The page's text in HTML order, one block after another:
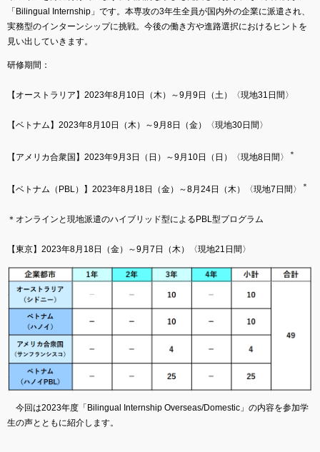
「Bilingual Internship」です。本専攻の3年生全員が国内外の企業に派遣され、
実務型のインターンシップに挑戦。今後の働き方や進路選択におけるヒントを
見い出していきます。
研修期間：
【オーストラリア】2023年8月10日（木）～9月9日（土）〈現地31日間〉
【ベトナム】2023年8月10日（木）～9月8日（金）〈現地30日間〉
【アメリカ合衆国】2023年9月3日（日）～9月10日（日）〈現地8日間〉 ＊
【ベトナム（PBL）】2023年8月18日（金）～8月24日（木）〈現地7日間〉 ＊
＊オンラインと現地派遣のハイブリッド型によるPBL型プログラム
【東京】2023年8月18日（金）～9月7日（木）〈現地21日間〉
今回は2023年度「Bilingual Internship Overseas/Domestic」の内容を参加学
生の声とともに紹介します。